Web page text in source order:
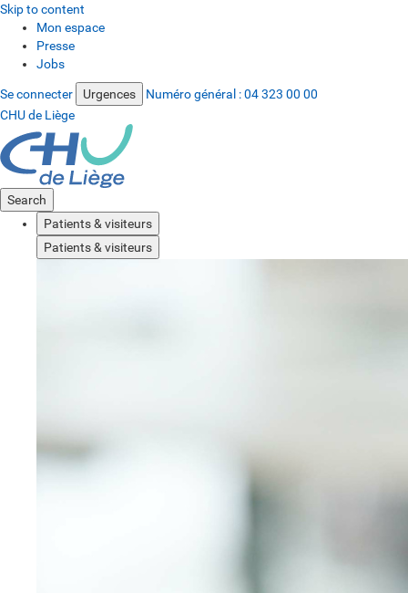
Skip to content
Mon espace
Presse
Jobs
Se connecter Urgences Numéro général :04 323 00 00
CHU de Liège
Search
Patients & visiteurs
Patients & visiteurs